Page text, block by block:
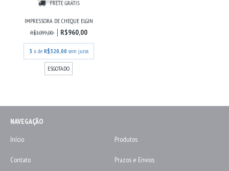
FRETE GRÁTIS
IMPRESSORA DE CHEQUE ELGIN
R$1.099,00
R$960,00
3 x de R$320,00 sem juros
ESGOTADO
NAVEGAÇÃO
Início
Produtos
Contato Prazos e Envios